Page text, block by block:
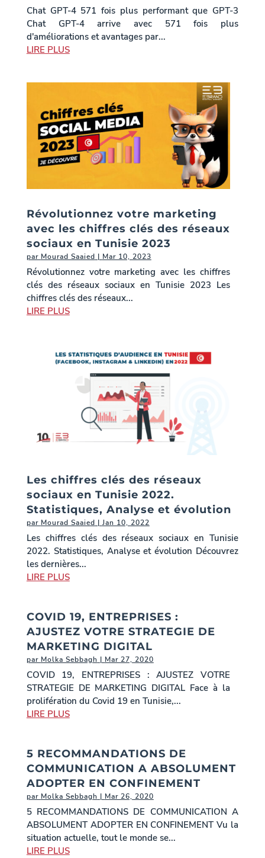
Chat GPT-4 571 fois plus performant que GPT-3
Chat GPT-4 arrive avec 571 fois plus
d'améliorations et avantages par...
LIRE PLUS
Révolutionnez votre marketing
avec les chiffres clés des réseaux
sociaux en Tunisie 2023
par Mourad Saaied | Mar 10, 2023
Révolutionnez votre marketing avec les chiffres
clés des réseaux sociaux en Tunisie 2023 Les
chiffres clés des réseaux...
LIRE PLUS
Les chiffres clés des réseaux
sociaux en Tunisie 2022.
Statistiques, Analyse et évolution
par Mourad Saaied | Jan 10, 2022
Les chiffres clés des réseaux sociaux en Tunisie
2022. Statistiques, Analyse et évolution Découvrez
les dernières...
LIRE PLUS
COVID 19, ENTREPRISES :
AJUSTEZ VOTRE STRATEGIE DE
MARKETING DIGITAL
par Molka Sebbagh | Mar 27, 2020
COVID 19, ENTREPRISES : AJUSTEZ VOTRE
STRATEGIE DE MARKETING DIGITAL Face à la
prolifération du Covid 19 en Tunisie,...
LIRE PLUS
5 RECOMMANDATIONS DE
COMMUNICATION A ABSOLUMENT
ADOPTER EN CONFINEMENT
par Molka Sebbagh | Mar 26, 2020
5 RECOMMANDATIONS DE COMMUNICATION A
ABSOLUMENT ADOPTER EN CONFINEMENT Vu la
situation actuelle, tout le monde se...
LIRE PLUS